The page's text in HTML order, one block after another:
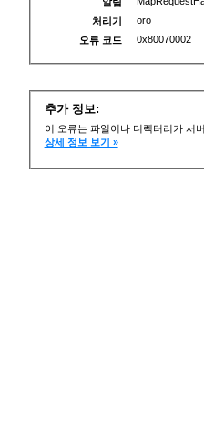
처리기
oro
오류 코드
0x80070002
추가 정보:
이 오류는 파일이나 디렉터리가 서
상세 정보 보기 »